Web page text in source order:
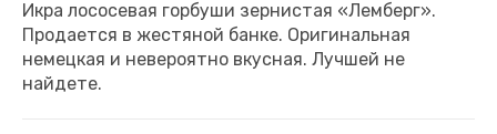
Икра лососевая горбуши зернистая «Лемберг».
Продается в жестяной банке. Оригинальная
немецкая и невероятно вкусная. Лучшей не
найдете.